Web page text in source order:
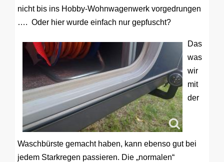
nicht bis ins Hobby-Wohnwagenwerk vorgedrungen
…. Oder hier wurde einfach nur gepfuscht?
Das
was
wir
mit
der
Waschbürste gemacht haben, kann ebenso gut bei
jedem Starkregen passieren. Die „normalen“